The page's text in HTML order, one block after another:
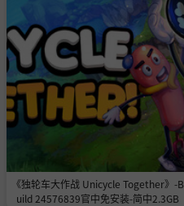
《独轮车大作战 Unicycle Together》-B
uild 24576839官中免安装-简中2.3GB